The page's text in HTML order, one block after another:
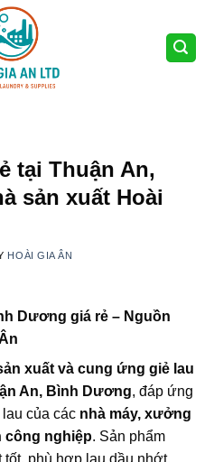
tại Thuận An,
sản xuất Hoài
HOÀI GIA ÂN
Dương giá rẻ – Nguồn
xuất và cung ứng giẻ lau
An, Bình Dương, đáp ứng
của các nhà máy, xưởng
công nghiệp. Sản phẩm
phù hợp lau dầu nhớt,